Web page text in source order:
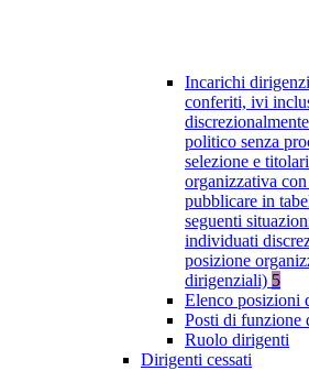
Incarichi
conferiti, ivi
politico senza
selezione e
organizzativa
pubblicare in
seguenti
individuati
posizione
dirigenziali) 5
Elenco posizioni
Posti di funzione
Ruolo dirigenti
Dirigenti cessati